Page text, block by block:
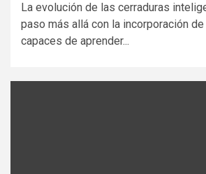
La evolución de las cerraduras
paso más allá con la incorporación
capaces de aprender...